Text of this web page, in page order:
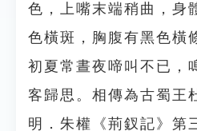
色，上嘴末端稍曲，身
色橫斑，胸腹有黑色橫
初夏常晝夜啼叫不已，
客歸思。相傳為古蜀王
明．朱權《荊釵記》第